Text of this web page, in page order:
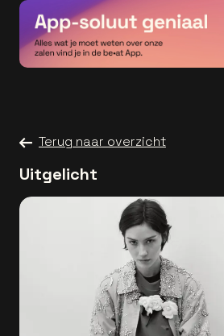
Terug naar overzicht
Uitgelicht